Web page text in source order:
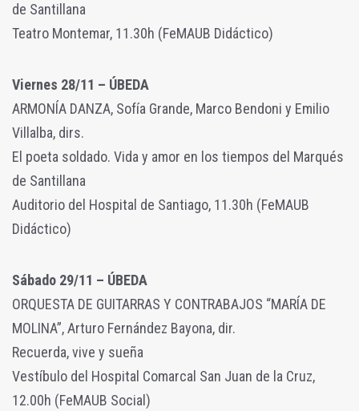
de Santillana
Teatro Montemar, 11.30h (FeMAUB Didáctico)
Viernes 28/11 – ÚBEDA
ARMONÍA DANZA, Sofía Grande, Marco Bendoni y Emilio
Villalba, dirs.
El poeta soldado. Vida y amor en los tiempos del Marqués
de Santillana
Auditorio del Hospital de Santiago, 11.30h (FeMAUB
Didáctico)
Sábado 29/11 – ÚBEDA
ORQUESTA DE GUITARRAS Y CONTRABAJOS “MARÍA DE
MOLINA”, Arturo Fernández Bayona, dir.
Recuerda, vive y sueña
Vestíbulo del Hospital Comarcal San Juan de la Cruz,
12.00h (FeMAUB Social)